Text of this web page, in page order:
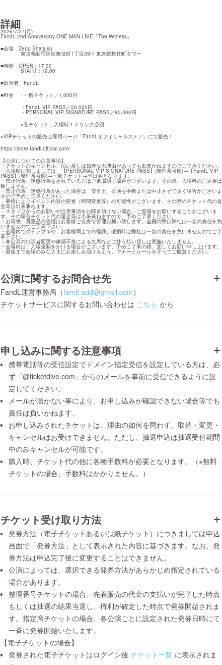
詳細
2026/7/27(月)
FandL 2nd Anniversary ONE MAN LIVE「The Witness」
■会場　Zepp Shinjuku
東京都新宿区歌舞伎町1丁目29-1 東急歌舞伎町タワー
■時間　OPEN：17:30
START：19:00
■出演者　FandL
■料金　・一般チケット／1,000円
・FandL VIP PASS／50,000円
・PERSONAL VIP SIGNATURE PASS／80,000円
※各チケット、入場時１ドリンク必須
※VIPチケットの販売は専用ページ「FandLオフィシャルストア」にて販売！
https://store.fandl-official.com/
【公演についての注意事項】
・チケットのキャンセル、払い戻しは如何なる理由があっても出来かねますのでご了承ください。
・入場順に関しましては、【PERSONAL VIP SIGNATURE PASS】(整理番号順)→【FandL VIP
PASS】(整理番号順)→一般チケット→当日券となります。
・禁止行為、迷惑行為をされている方はご退場頂く場合がございます。その際、入場料のご返金は
致しません。
・禁止行為、迷惑行為があった場合は、安全上、公演を中断または中止させて頂く場合がございま
すので予めご了承ください。
・事情によりイベント内容の変更（時間変更等）の可能性がございます。その際のチケット代の返
金等は出来兼ねます。
・スタッフからのお願いや注意事項をお聞き頂けない場合、ご退場をお願いすることがございま
す。その場合チケット代の返金等は出来兼ねますので、予めご了承ください。
・お荷物、貴重品の管理はお客様ご自身で管理お願い致します。盗難の際は弊社は一切の責任を負
いませんのでご了承下さい。
・会場内でのトラブルや、お客様同士での怪我、破損時は弊社は一切の責任を負いませんのでご了
承下さい。
・本公演の出演者変更や体調不良による欠席などに伴う払い戻しは実施いたしません。
・会場内は、入場規制をかける場合がございます。予めご了承の程、宜しくお願い申し上げます。
・最後まで会場のみなさまにお楽しみ頂けるよう、マナーとルールを守ってご観覧ください。
公演に関するお問合せ先
FandL運営事務局（fandl.add@gmail.com）
チケットサービスに関するお問い合わせは こちら から
申し込みに関する注意事項
携帯電話等の受信設定でドメイン指定受信を設定している方は、必
ず「@ticketdive.com」からのメールを事前に受信できるように設
定してください。
メールが届かない事により、お申し込みが確認できない場合等でも
責任は負いかねます。
お申し込みされたチケットは、理由の如何を問わず、取替・変更・
キャンセルはお受けできません。ただし、抽選申込は抽選受付期間
中のみキャンセルが可能です。
購入時、チケット代の他に各種手数料が必要となります。（※無料
チケットの場合、手数料はかかりません。）
チケット受け取り方法
発券方法（電子チケットあるいは紙チケット）につきましては申込
画面で「発券方法」として表示された内容に基づきます。なお、発
券方法は申込完了後に変更することはできません。
公演によっては、選択できる発券方法があらかじめ指定されている
場合があります。
整理番号チケットの場合、先着販売の代金の支払いが完了した時点
もしくは抽選の結果当選し、権利が確定した時点で発券開始されま
す。指定席チケットの場合、各公演ごとに設定された発券日時にて
一斉に発券開始いたします。
【電子チケットの場合】
発券された電子チケットはログイン後 チケット一覧 に表示されま